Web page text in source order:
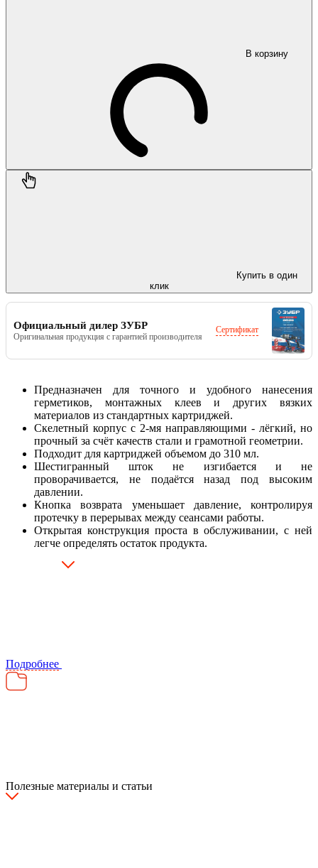
В корзину
Купить в один
клик
Официальный дилер ЗУБР
Оригинальная продукция с гарантией производителя
Сертификат
Предназначен для точного и удобного нанесения
герметиков, монтажных клеев и других вязких
материалов из стандартных картриджей.
Скелетный корпус с 2-мя направляющими - лёгкий, но
прочный за счёт качеств стали и грамотной геометрии.
Подходит для картриджей объемом до 310 мл.
Шестигранный шток не изгибается и не
проворачивается, не подаётся назад под высоким
давлении.
Кнопка возврата уменьшает давление, контролируя
протечку в перерывах между сеансами работы.
Открытая конструкция проста в обслуживании, с ней
легче определять остаток продукта.
Подробнее
Полезные материалы и статьи